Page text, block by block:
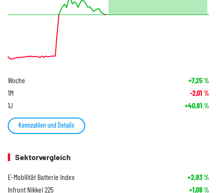
Woche +7,25%
1M -2,01 %
1J +40,81 %
Kennzahlen und Details
Sektorvergleich
E-Mobilität Batterie Index +2,83%
Infront Nikkei 225 +1,08%